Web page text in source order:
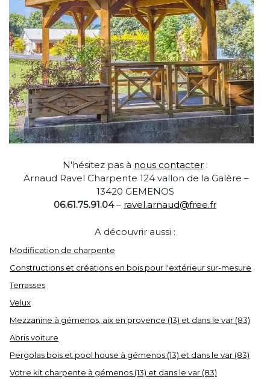
N'hésitez pas à nous contacter:
Arnaud Ravel Charpente 124 vallon de la Galère –
13420 GEMENOS
06.61.75.91.04– ravel.arnaud@free.fr
A découvrir aussi :
Modification de charpente
Constructions et créations en bois pour l'extérieur sur-mesure
Terrasses
Velux
Mezzanine à gémenos, aix en provence (13) et dans le var (83)
Abris voiture
Pergolas bois et pool house à gémenos (13) et dans le var (83)
Votre kit charpente à gémenos (13) et dans le var (83)